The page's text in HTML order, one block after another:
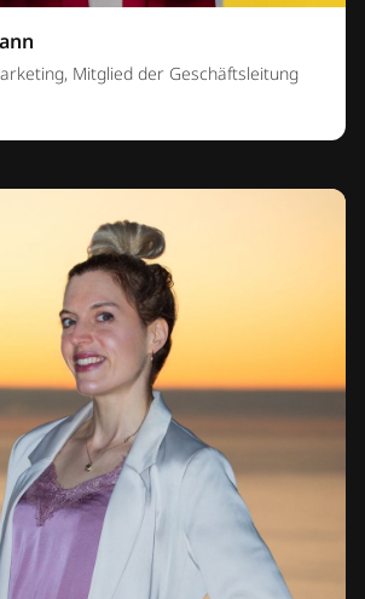
Mitglied der Geschäftsleitung